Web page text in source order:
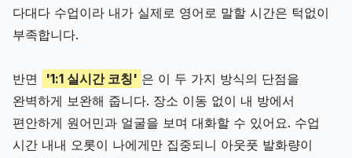
다대다 수업이라 내가 실제로 영어로 말할 시간은 턱없이
부족합니다.
반면 '1:1 실시간 코칭' 은 이 두 가지 방식의 단점을
완벽하게 보완해 줍니다. 장소 이동 없이 내 방에서
편안하게 원어민과 얼굴을 보며 대화할 수 있어요. 수업
시간 내내 오롯이 나에게만 집중되니 아웃풋 발화량이